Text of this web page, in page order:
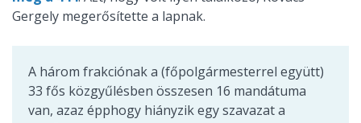
Gergely megerősítette a lapnak.
A három frakciónak a (főpolgármesterrel együtt)
33 fős közgyűlésben összesen 16 mandátuma
van, azaz épphogy hiányzik egy szavazat a